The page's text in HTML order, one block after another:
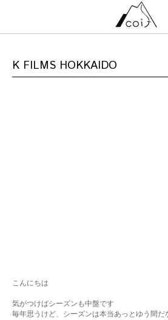
K FILMS HOKKAIDO
こんにちは
気がつけばシーズンも中盤です
毎年思うけど、シーズンは本当あっとゆう間だ